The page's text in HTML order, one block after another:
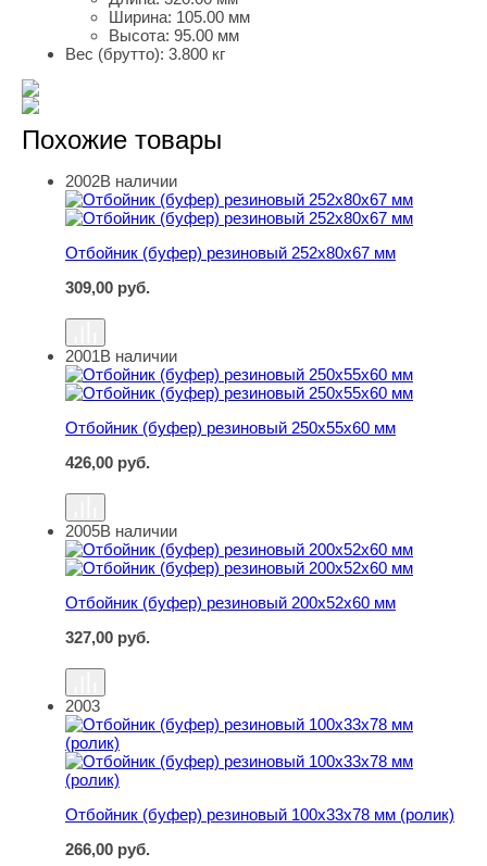
Ширина: 105.00 мм
Высота: 95.00 мм
Вес (брутто): 3.800 кг
Похожие товары
Отбойник (буфер) резиновый 252х80х67 мм
2002В наличии
Отбойник (буфер) резиновый 252х80х67 мм
309,00 руб.
Отбойник (буфер) резиновый 250х55х60 мм
2001В наличии
Отбойник (буфер) резиновый 250х55х60 мм
426,00 руб.
Отбойник (буфер) резиновый 200х52х60 мм
2005В наличии
Отбойник (буфер) резиновый 200х52х60 мм
327,00 руб.
Отбойник (буфер) резиновый 100х33х78 мм (ролик)
2003
Отбойник (буфер) резиновый 100х33х78 мм (ролик)
266,00 руб.